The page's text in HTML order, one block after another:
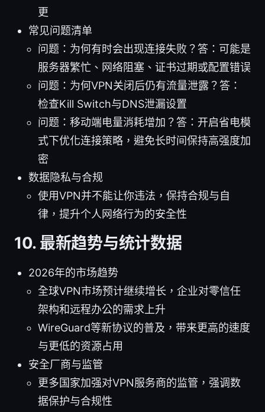
更
常见问题清单
问题：为何有时会出现连接失败？答：可能是
服务器繁忙、网络阻塞、证书过期或配置错误
问题：为何VPN关闭后仍有流量泄露？答：
检查Kill Switch与DNS泄漏设置
问题：移动端电量消耗增加？答：开启省电模
式下优化连接策略，避免长时间保持高强度加
密
数据隐私与合规
使用VPN并不能让你违法，保持合规与自
律，提升个人网络行为的安全性
10. 最新趋势与统计数据
2026年的市场趋势
全球VPN市场预计继续增长，企业对零信任
架构和远程办公的需求上升
WireGuard等新协议的普及，带来更高的速度
与更低的资源占用
安全厂商与监管
更多国家加强对VPN服务商的监管，强调数
据保护与合规性